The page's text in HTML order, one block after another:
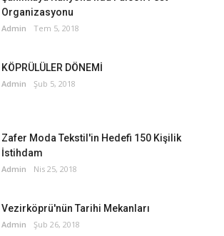
Organizasyonu
Admin Tem 5, 2018
KÖPRÜLÜLER DÖNEMİ
Admin Şub 5, 2018
Zafer Moda Tekstil'in Hedefi 150 Kişilik
İstihdam
Admin Nis 25, 2018
Vezirköprü'nün Tarihi Mekanları
Admin Şub 26, 2018